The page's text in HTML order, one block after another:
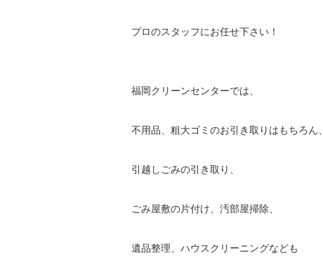
プロのスタッフにお任せ下さい！
福岡クリーンセンターでは、
不用品、粗大ゴミのお引き取りはもちろん、
引越しごみの引き取り、
ごみ屋敷の片付け、汚部屋掃除、
遺品整理、ハウスクリーニングなども